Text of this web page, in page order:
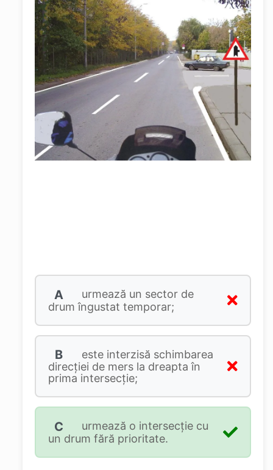
A
urmează un sector de
drum îngustat temporar;
B
este interzisă schimbarea
direcţiei de mers la dreapta în
prima intersecţie;
C
urmează o intersecţie cu
un drum fără prioritate.